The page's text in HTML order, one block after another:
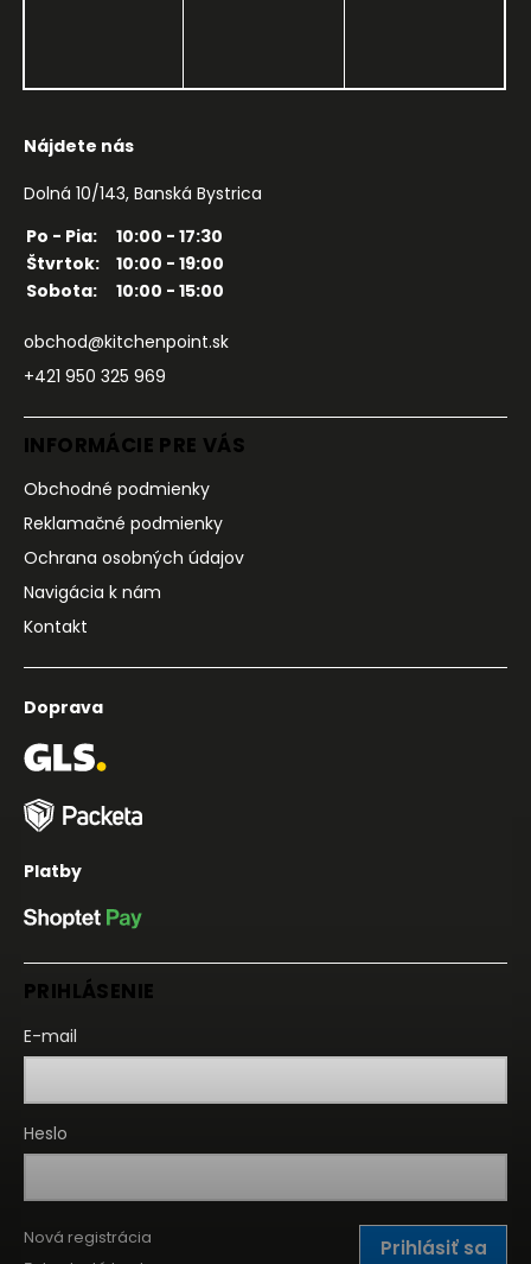
Nájdete nás
Dolná 10/143, Banská Bystrica
Po - Pia:
10:00 - 17:30
Štvrtok:
10:00 - 19:00
Sobota:
10:00 - 15:00
obchod@kitchenpoint.sk
+421 950 325 969
INFORMÁCIE PRE VÁS
Obchodné podmienky
Reklamačné podmienky
Ochrana osobných údajov
Navigácia k nám
Kontakt
Doprava
Platby
PRIHLÁSENIE
E-mail
Heslo
Prihlásiť sa
Nová registrácia